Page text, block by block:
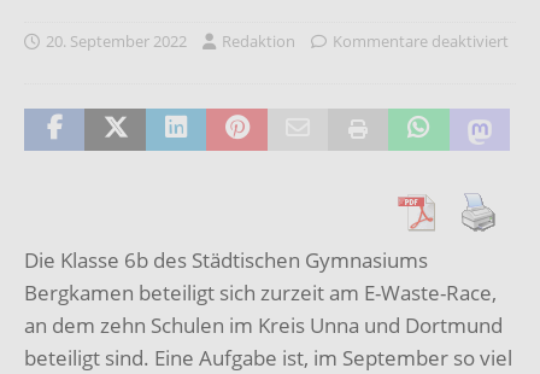
20. September 2022 Redaktion Kommentare deaktiviert
Die Klasse 6b des Städtischen Gymnasiums
Bergkamen beteiligt sich zurzeit am E-Waste-Race,
an dem zehn Schulen im Kreis Unna und Dortmund
beteiligt sind. Eine Aufgabe ist, im September so viel